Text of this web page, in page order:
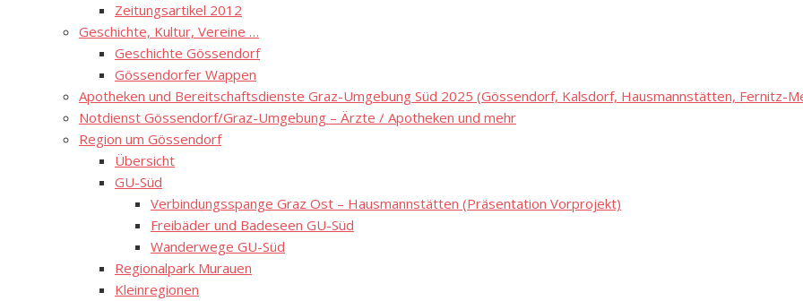
Zeitungsartikel 2012
Geschichte, Kultur, Vereine …
Geschichte Gössendorf
Gössendorfer Wappen
Apotheken und Bereitschaftsdienste Graz-Umgebung Süd 2025 (Gössendorf, Kalsdorf, Hausmannstätten, Fernitz-
Notdienst Gössendorf/Graz-Umgebung – Ärzte / Apotheken und mehr
Region um Gössendorf
Übersicht
GU-Süd
Verbindungsspange Graz Ost – Hausmannstätten (Präsentation Vorprojekt)
Freibäder und Badeseen GU-Süd
Wanderwege GU-Süd
Regionalpark Murauen
Kleinregionen